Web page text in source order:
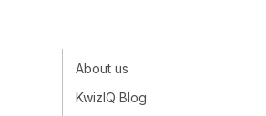
About us
KwizIQ Blog